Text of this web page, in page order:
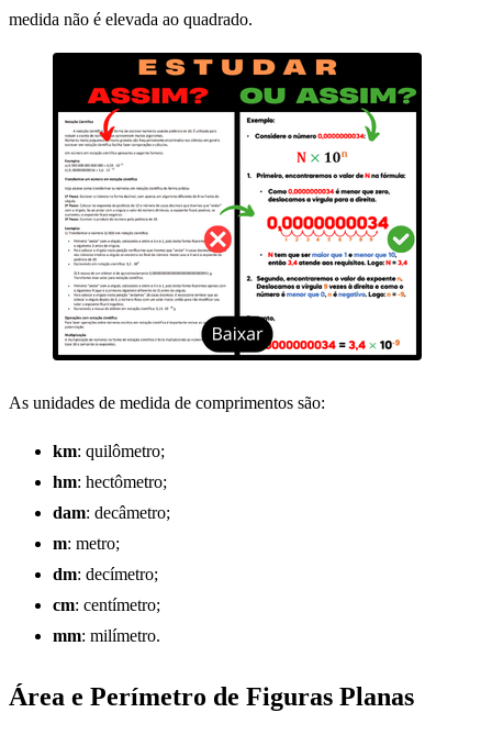
medida não é elevada ao quadrado.
As unidades de medida de comprimentos são:
km: quilômetro;
hm: hectômetro;
dam: decâmetro;
m: metro;
dm: decímetro;
cm: centímetro;
mm: milímetro.
Área e Perímetro de Figuras Planas